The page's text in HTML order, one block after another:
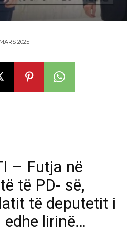
2025
– Futja në
të PD- së,
të deputetit i
lirinë…